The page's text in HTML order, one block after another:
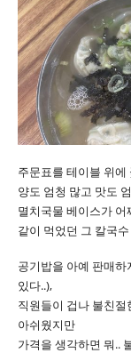
주문표를 테이블 위
양도 엄청 많고 맛도
멸치국물 베이스가
같이 먹었던 그 칼국
공기밥을 아예 판매
있다..),
직원들이 겁나 불친절
아쉬웠지만
가격을 생각하면 뭐..